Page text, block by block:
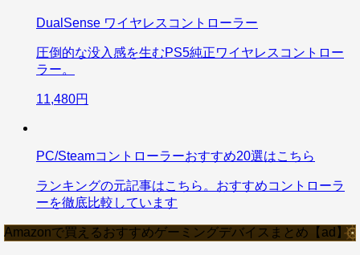
DualSense ワイヤレスコントローラー
圧倒的な没入感を生むPS5純正ワイヤレスコントロー
ラー。
11,480円
PC/Steamコントローラーおすすめ20選はこちら
ランキングの元記事はこちら。おすすめコントローラ
ーを徹底比較しています
Amazonで買えるおすすめゲーミングデバイスまとめ【ad】